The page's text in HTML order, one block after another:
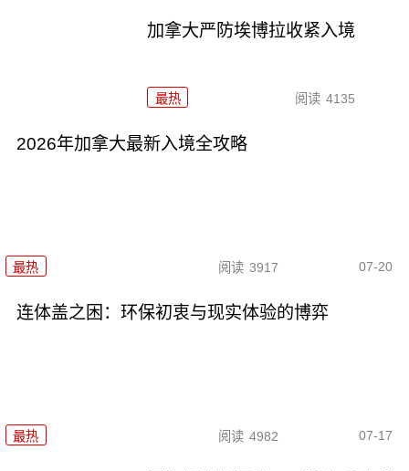
加拿大严防埃博拉收紧入境
最热 阅读 4135
2026年加拿大最新入境全攻略
最热 阅读 3917 07-20
连体盖之困：环保初衷与现实体验的博弈
最热 阅读 4982 07-17